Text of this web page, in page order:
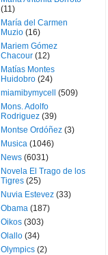
(11)
María del Carmen
Muzio (16)
Mariem Gómez
Chacour (12)
Matías Montes
Huidobro (24)
miamibymycell
(509)
Mons. Adolfo
Rodriguez (39)
Montse Ordóñez (3)
Musica (1046)
News (6031)
Novela El Trago de los
Tigres (25)
Nuvia Estevez (33)
Obama (187)
Oikos (303)
Olallo (34)
Olympics (2)